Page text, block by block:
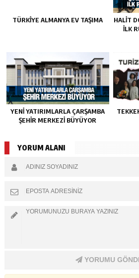
TÜRKIYE ALMANYA EV TAŞIMA
HALIT
İLK
YENI YATIRIMLARLA ÇARŞAMBA
ŞEHIR MERKEZI BÜYÜYOR
YORUM ALANI
YORUMU